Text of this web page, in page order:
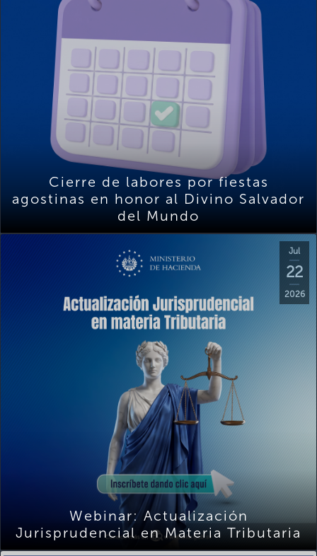
Cierre de labores por fiestas
agostinas en honor al Divino Salvador
del Mundo
Jul
22
2026
Webinar: Actualización
Jurisprudencial en Materia Tributaria